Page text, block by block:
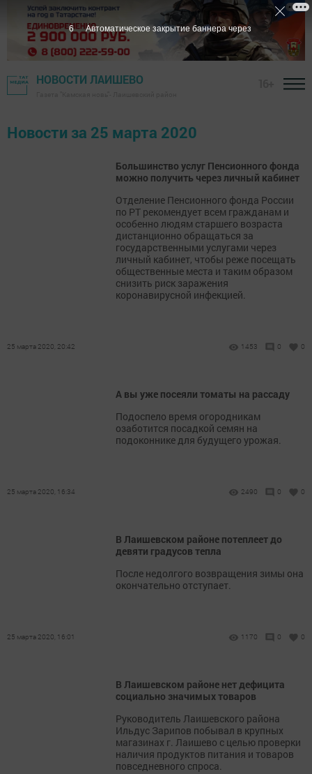
НОВОСТИ ЛАИШЕВО
Новости за 25 марта 2020
Большинство услуг Пенсионного фонда
можно получить через личный кабинет
Отделение Пенсионного фонда России
по РТ рекомендует всем гражданам и
особенно людям старшего возраста
дистанционно обращаться за
государственными услугами через
личный кабинет, чтобы реже посещать
общественные места и таким образом
снизить риск заражения
коронавирусной инфекцией.
25 марта 2020, 20:42 1453 0 0
А вы уже посеяли томаты на рассаду
Подоспело время огородникам
озаботится посадкой семян на
подоконнике для будущего урожая.
25 марта 2020, 16:34 2490 0 0
В Лаишевском районе потеплеет до
девяти градусов тепла
После недолгого возвращения зимы она
окончательно отступает.
25 марта 2020, 16:01 1170 0 0
В Лаишевском районе нет дефицита
социально значимых товаров
Руководитель Лаишевского района
Ильдус Зарипов побывал в крупных
магазинах г. Лаишево с целью проверки
наличия продуктов питания и товаров
повседневного спроса.
5 Автоматическое закрытие баннера через